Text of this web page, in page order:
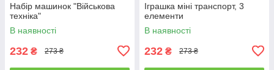
Набір машинок "Військова
техніка"
В наявності
232 ₴ 273 ₴
Іграшка міні транспорт, 3
елементи
В наявності
232 ₴ 273 ₴